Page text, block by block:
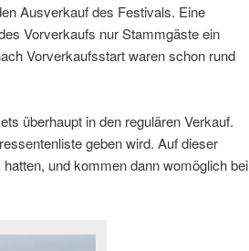
Ausverkauf des Festivals. Eine
Vorverkaufs nur Stammgäste ein
Vorverkaufsstart waren schon rund
überhaupt in den regulären Verkauf.
geben wird. Auf dieser
und kommen dann womöglich bei